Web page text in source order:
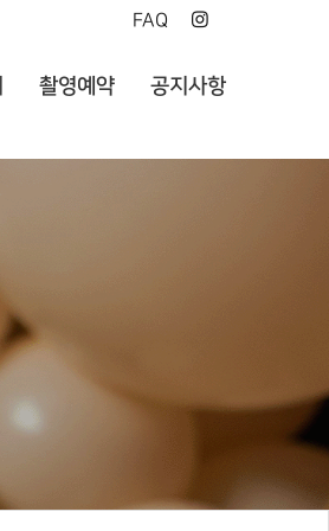
FAQ
촬영예약 공지사항